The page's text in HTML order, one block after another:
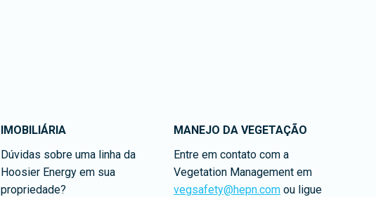
IMOBILIÁRIA
Dúvidas sobre uma linha da
Hoosier Energy em sua
propriedade?
MANEJO DA VEGETAÇÃO
Entre em contato com a
Vegetation Management em
vegsafety@hepn.com ou ligue